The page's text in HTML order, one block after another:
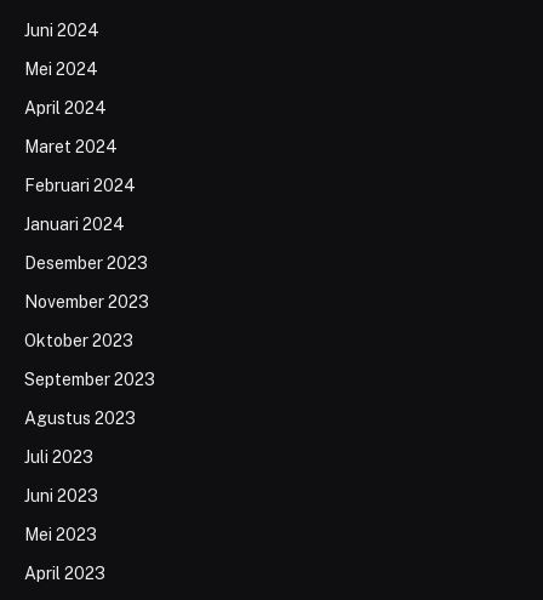
Juni 2024
Mei 2024
April 2024
Maret 2024
Februari 2024
Januari 2024
Desember 2023
November 2023
Oktober 2023
September 2023
Agustus 2023
Juli 2023
Juni 2023
Mei 2023
April 2023